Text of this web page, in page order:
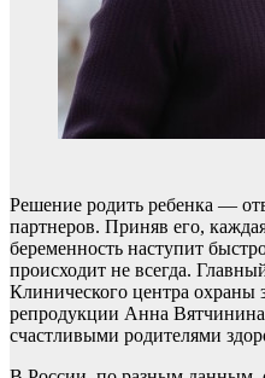
Решение родить ребенка —
партнеров. Приняв его,
беременность наступит
происходит не всегда.
Клинического центра охраны
репродукции Анна Вятчинина
счастливыми родителями